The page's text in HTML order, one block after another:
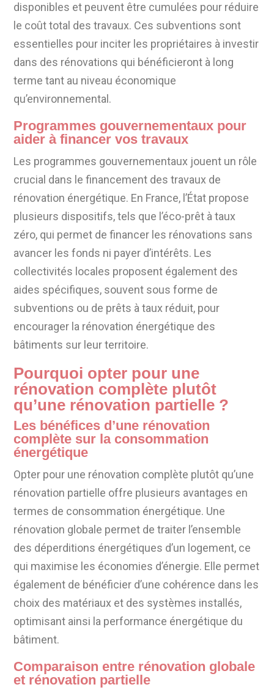
disponibles et peuvent être cumulées pour réduire
le coût total des travaux. Ces subventions sont
essentielles pour inciter les propriétaires à investir
dans des rénovations qui bénéficieront à long
terme tant au niveau économique
qu’environnemental.
Programmes gouvernementaux pour
aider à financer vos travaux
Les programmes gouvernementaux jouent un rôle
crucial dans le financement des travaux de
rénovation énergétique. En France, l’État propose
plusieurs dispositifs, tels que l’éco-prêt à taux
zéro, qui permet de financer les rénovations sans
avancer les fonds ni payer d’intérêts. Les
collectivités locales proposent également des
aides spécifiques, souvent sous forme de
subventions ou de prêts à taux réduit, pour
encourager la rénovation énergétique des
bâtiments sur leur territoire.
Pourquoi opter pour une
rénovation complète plutôt
qu’une rénovation partielle ?
Les bénéfices d’une rénovation
complète sur la consommation
énergétique
Opter pour une rénovation complète plutôt qu’une
rénovation partielle offre plusieurs avantages en
termes de consommation énergétique. Une
rénovation globale permet de traiter l’ensemble
des déperditions énergétiques d’un logement, ce
qui maximise les économies d’énergie. Elle permet
également de bénéficier d’une cohérence dans les
choix des matériaux et des systèmes installés,
optimisant ainsi la performance énergétique du
bâtiment.
Comparaison entre rénovation globale
et rénovation partielle